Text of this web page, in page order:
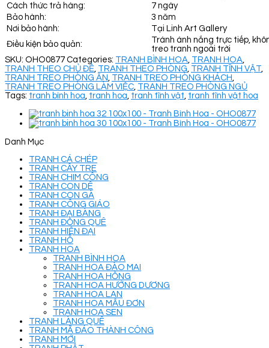
Cách thức trả hàng:
7 ngày
Bảo hành:
3 năm
Nơi bảo hành:
Tại Linh Art Gallery
Điều kiện bảo quản:
Tránh ánh nắng trực tiếp,
treo tranh ngoài trời
SKU: OHO0877 Categories: TRANH BÌNH HOA, TRANH HOA,
TRANH THEO CHỦ ĐỀ, TRANH THEO PHÒNG, TRANH TĨNH VẬT,
TRANH TREO PHÒNG ĂN, TRANH TREO PHÒNG KHÁCH,
TRANH TREO PHÒNG LÀM VIỆC, TRANH TREO PHÒNG NGỦ
Tags: tranh bình hoa, tranh hoa, tranh tĩnh vật, tranh tĩnh vật hoa
Danh Mục
TRANH CÁ CHÉP
TRANH CÂY TRE
TRANH CHIM CÔNG
TRANH CON DÊ
TRANH CON GÀ
TRANH CÔNG GIÁO
TRANH ĐẠI BÀNG
TRANH ĐỒNG QUÊ
TRANH HIỆN ĐẠI
TRANH HỔ
TRANH HOA
TRANH BÌNH HOA
TRANH HOA ĐÀO MAI
TRANH HOA HỒNG
TRANH HOA HƯỚNG DƯƠNG
TRANH HOA LAN
TRANH HOA MẪU ĐƠN
TRANH HOA SEN
TRANH LÀNG QUÊ
TRANH MÃ ĐÁO THÀNH CÔNG
TRANH MỚI